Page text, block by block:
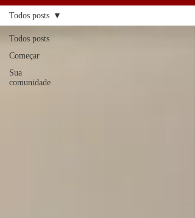
Todos posts
Começar
Sua
comunidade
Todos posts